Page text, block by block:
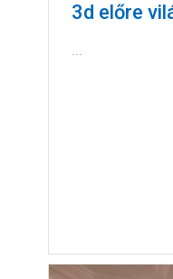
3d előre
...